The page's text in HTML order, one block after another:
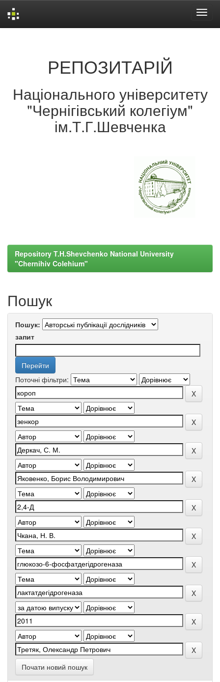
РЕПОЗИТАРІЙ
Національного університету
"Чернігівський колегіум"
ім.Т.Г.Шевченка
Repository T.H.Shevchenko National University
"Chernihiv Colehium"
Пошук
Пошук:
запит
Поточні фільтри:
Почати новий пошук